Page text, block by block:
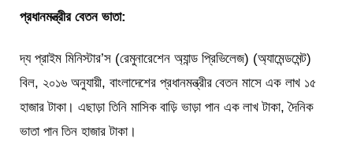
প্রধানমন্ত্রীর বেতন ভাতা:
দ্য প্রাইম মিনিস্টার’স (রেমুনারেশেন অ্যান্ড প্রিভিলেজ) (অ্যামেন্ডমেন্ট)
বিল, ২০১৬ অনুযায়ী, বাংলাদেশের প্রধানমন্ত্রীর বেতন মাসে এক লাখ ১৫
হাজার টাকা। এছাড়া তিনি মাসিক বাড়ি ভাড়া পান এক লাখ টাকা, দৈনিক
ভাতা পান তিন হাজার টাকা।